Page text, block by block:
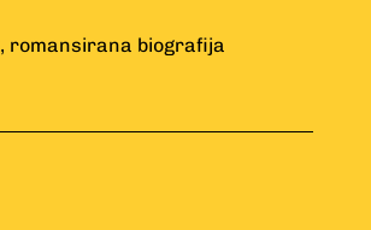
, romansirana biografija